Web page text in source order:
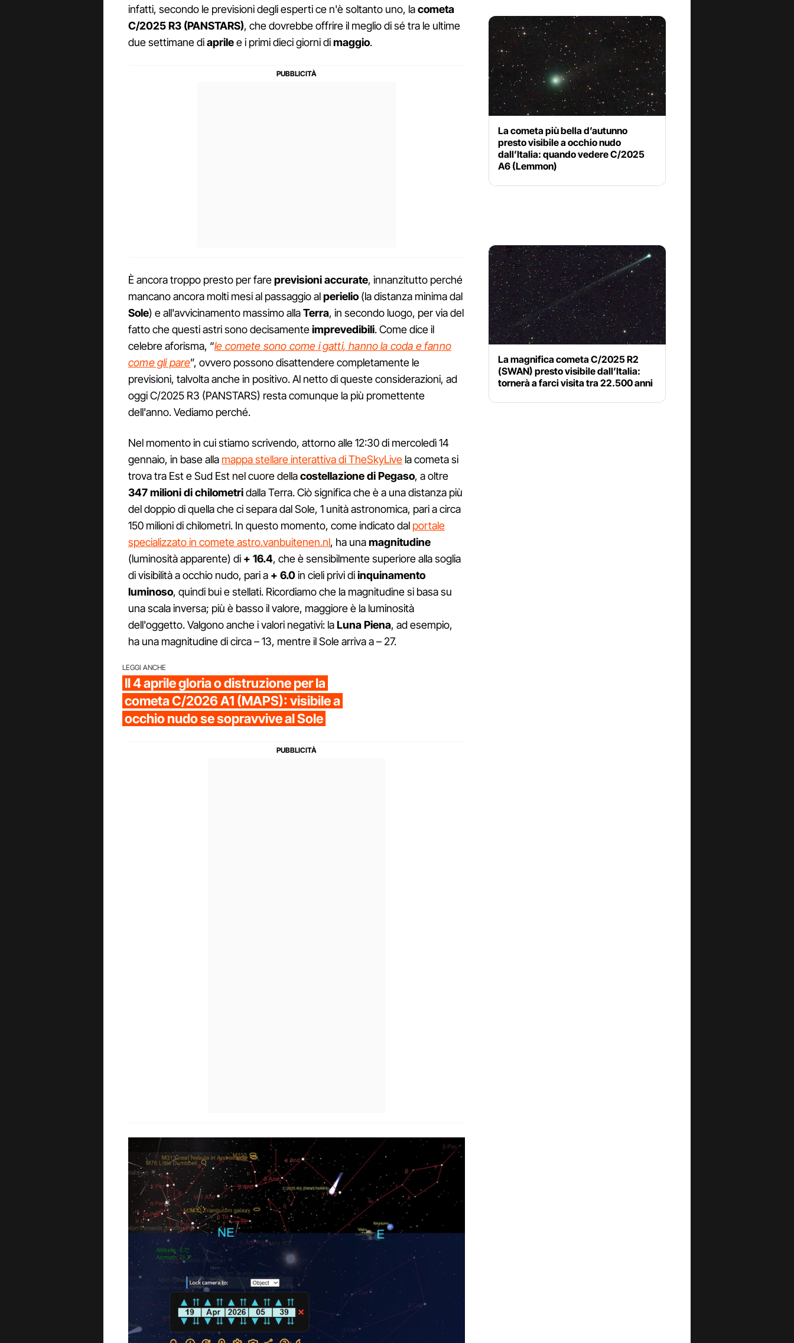
infatti, secondo le previsioni degli esperti ce n'è soltanto uno, lacometa
C/2025 R3 (PANSTARS), che dovrebbe offrire il meglio di sé tra le ultime
due settimane diaprilee i primi dieci giorni dimaggio.
È ancora troppo presto per fareprevisioni accurate, innanzitutto perché
mancano ancora molti mesi al passaggio alperielio (la distanza minima dal
Sole) e all'avvicinamento massimo allaTerra, in secondo luogo, per via del
fatto che questi astri sono decisamenteimprevedibili. Come dice il
celebre aforisma, “le comete sono come i gatti, hanno la coda e fanno
come gli pare”, ovvero possono disattendere completamente le
previsioni, talvolta anche in positivo. Al netto di queste considerazioni, ad
oggi C/2025 R3 (PANSTARS) resta comunque la più promettente
dell'anno. Vediamo perché.
Nel momento in cui stiamo scrivendo, attorno alle 12:30 di mercoledì 14
gennaio, in base alla mappa stellare interattiva di TheSkyLive la cometa si
trova tra Est e Sud Est nel cuore dellacostellazione di Pegaso, a oltre
347 milioni di chilometridalla Terra. Ciò significa che è a una distanza più
del doppio di quella che ci separa dal Sole, 1 unità astronomica, pari a circa
150 milioni di chilometri. In questo momento, come indicato dal portale
specializzato in comete astro.vanbuitenen.nl, ha unamagnitudine
(luminosità apparente) di + 16.4, che è sensibilmente superiore alla soglia
di visibilità a occhio nudo, pari a + 6.0in cieli privi diinquinamento
luminoso, quindi bui e stellati. Ricordiamo che la magnitudine si basa su
una scala inversa; più è basso il valore, maggiore è la luminosità
dell'oggetto. Valgono anche i valori negativi: laLuna Piena, ad esempio,
ha una magnitudine di circa – 13, mentre il Sole arriva a – 27.
LEGGI ANCHE
Il 4 aprile gloria o distruzione per la
cometa C/2026 A1 (MAPS): visibile a
occhio nudo se sopravvive al Sole
La cometa più bella d’autunno
presto visibile a occhio nudo
dall’Italia: quando vedere C/2025
A6 (Lemmon)
La magnifica cometa C/2025 R2
(SWAN) presto visibile dall’Italia:
tornerà a farci visita tra 22.500 anni